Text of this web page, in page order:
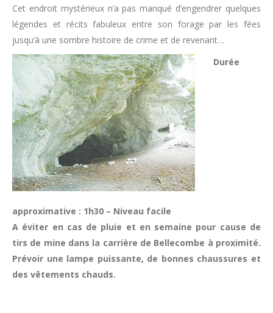
Cet endroit mystérieux n’a pas manqué d’engendrer quelques
légendes et récits fabuleux entre son forage par les fées
jusqu’à une sombre histoire de crime et de revenant…
Durée
approximative : 1h30 – Niveau facile
A éviter en cas de pluie et en semaine pour cause de
tirs de mine dans la carrière de Bellecombe à proximité.
Prévoir une lampe puissante, de bonnes chaussures et
des vêtements chauds.